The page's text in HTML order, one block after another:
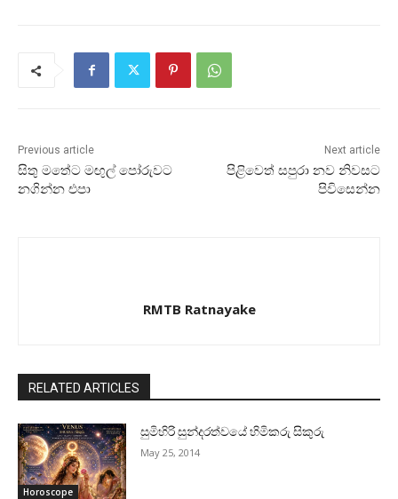
Previous article
සිතු මතේට මඟුල් පෝරුවට
නගින්න එපා
Next article
පිළිවෙත් සපුරා නව නිවසට
පිවිසෙන්න
RMTB Ratnayake
RELATED ARTICLES
Horoscope
සුමිහිරි සුන්දරත්වයේ හිමිකරු සිකුරු
May 25, 2014